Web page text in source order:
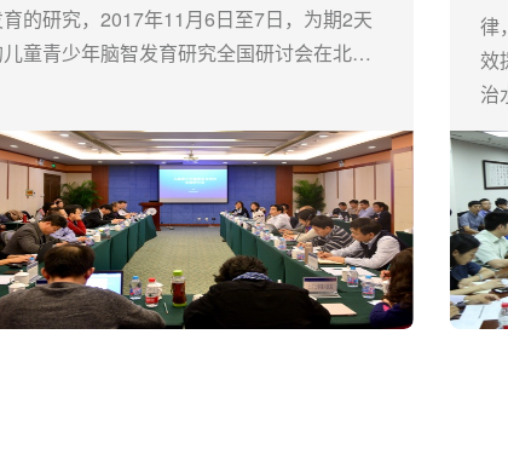
的研究，2017年11月6日至7日，为期2天
童青少年脑智发育研究全国研讨会在北京
律
效
治
学
大
学
大
心
飞
起